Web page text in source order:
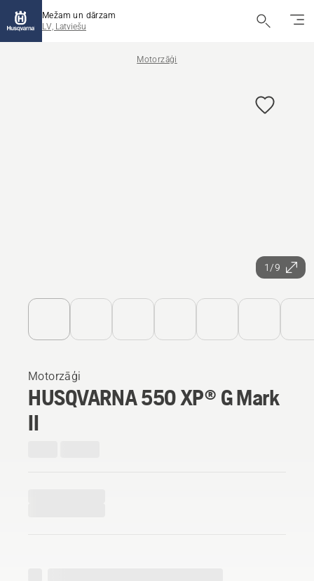
Mežam un dārzam
LV, Latviešu
Motorzāģi
1/9
Motorzāģi
HUSQVARNA 550 XP® G Mark
II